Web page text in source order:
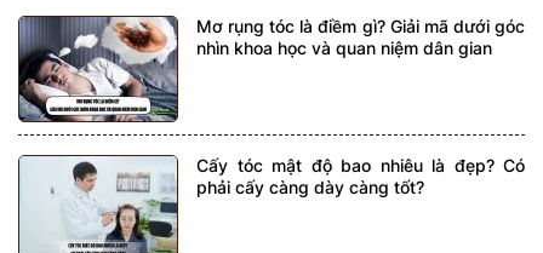
Mơ rụng tóc là điềm gì? Giải mã dưới góc
nhìn khoa học và quan niệm dân gian
Cấy tóc mật độ bao nhiêu là đẹp? Có
phải cấy càng dày càng tốt?